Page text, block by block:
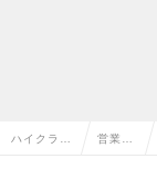
ハイクラス 営業系